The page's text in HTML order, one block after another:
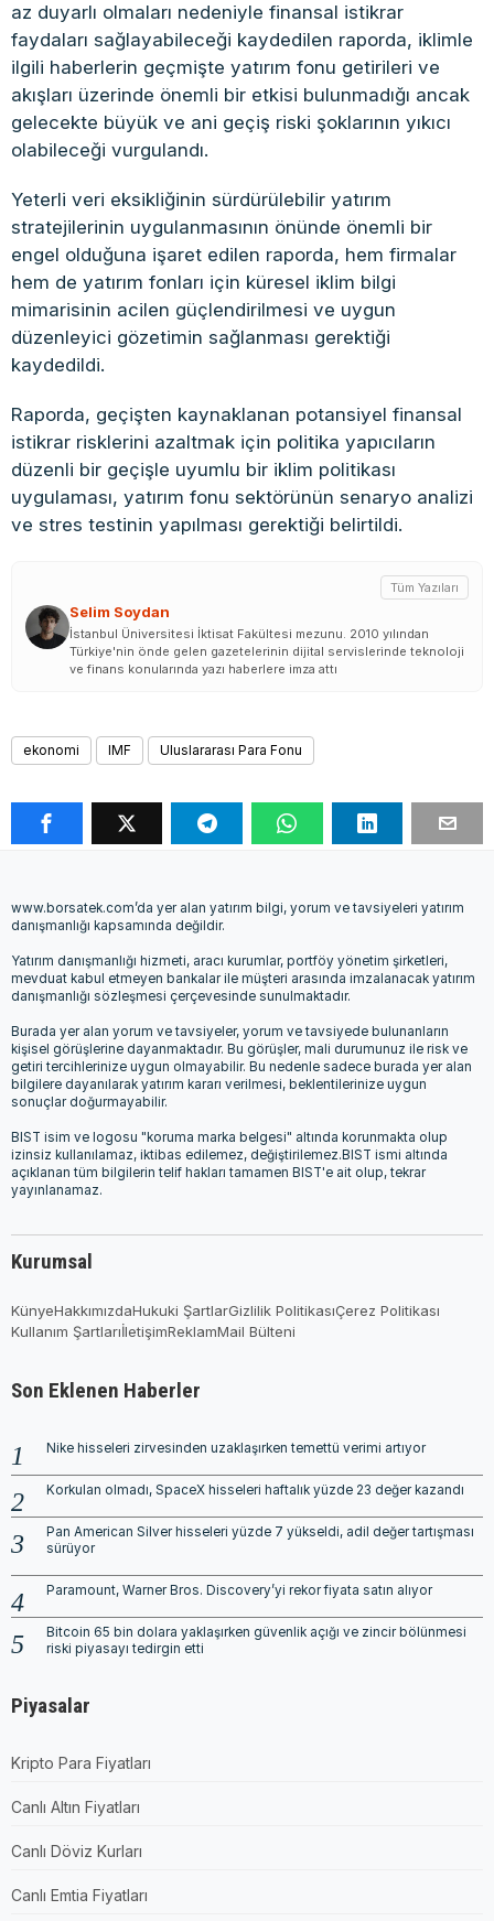
az duyarlı olmaları nedeniyle finansal istikrar
faydaları sağlayabileceği kaydedilen raporda, iklimle
ilgili haberlerin geçmişte yatırım fonu getirileri ve
akışları üzerinde önemli bir etkisi bulunmadığı ancak
gelecekte büyük ve ani geçiş riski şoklarının yıkıcı
olabileceği vurgulandı.
Yeterli veri eksikliğinin sürdürülebilir yatırım
stratejilerinin uygulanmasının önünde önemli bir
engel olduğuna işaret edilen raporda, hem firmalar
hem de yatırım fonları için küresel iklim bilgi
mimarisinin acilen güçlendirilmesi ve uygun
düzenleyici gözetimin sağlanması gerektiği
kaydedildi.
Raporda, geçişten kaynaklanan potansiyel finansal
istikrar risklerini azaltmak için politika yapıcıların
düzenli bir geçişle uyumlu bir iklim politikası
uygulaması, yatırım fonu sektörünün senaryo analizi
ve stres testinin yapılması gerektiği belirtildi.
Selim Soydan
Tüm Yazıları
İstanbul Üniversitesi İktisat Fakültesi mezunu. 2010 yılından
Türkiye'nin önde gelen gazetelerinin dijital servislerinde teknoloji
ve finans konularında yazı haberlere imza attı
ekonomi IMF Uluslararası Para Fonu
www.borsatek.com’da yer alan yatırım bilgi, yorum ve tavsiyeleri yatırım
danışmanlığı kapsamında değildir.
Yatırım danışmanlığı hizmeti, aracı kurumlar, portföy yönetim şirketleri,
mevduat kabul etmeyen bankalar ile müşteri arasında imzalanacak yatırım
danışmanlığı sözleşmesi çerçevesinde sunulmaktadır.
Burada yer alan yorum ve tavsiyeler, yorum ve tavsiyede bulunanların
kişisel görüşlerine dayanmaktadır. Bu görüşler, mali durumunuz ile risk ve
getiri tercihlerinize uygun olmayabilir. Bu nedenle sadece burada yer alan
bilgilere dayanılarak yatırım kararı verilmesi, beklentilerinize uygun
sonuçlar doğurmayabilir.
BIST isim ve logosu "koruma marka belgesi" altında korunmakta olup
izinsiz kullanılamaz, iktibas edilemez, değiştirilemez.BIST ismi altında
açıklanan tüm bilgilerin telif hakları tamamen BIST'e ait olup, tekrar
yayınlanamaz.
Kurumsal
KünyeHakkımızdaHukuki ŞartlarGizlilik PolitikasıÇerez Politikası
Kullanım ŞartlarıİletişimReklamMail Bülteni
Son Eklenen Haberler
Nike hisseleri zirvesinden uzaklaşırken temettü verimi artıyor
Korkulan olmadı, SpaceX hisseleri haftalık yüzde 23 değer kazandı
Pan American Silver hisseleri yüzde 7 yükseldi, adil değer tartışması
sürüyor
Paramount, Warner Bros. Discovery’yi rekor fiyata satın alıyor
Bitcoin 65 bin dolara yaklaşırken güvenlik açığı ve zincir bölünmesi
riski piyasayı tedirgin etti
Piyasalar
Kripto Para Fiyatları
Canlı Altın Fiyatları
Canlı Döviz Kurları
Canlı Emtia Fiyatları